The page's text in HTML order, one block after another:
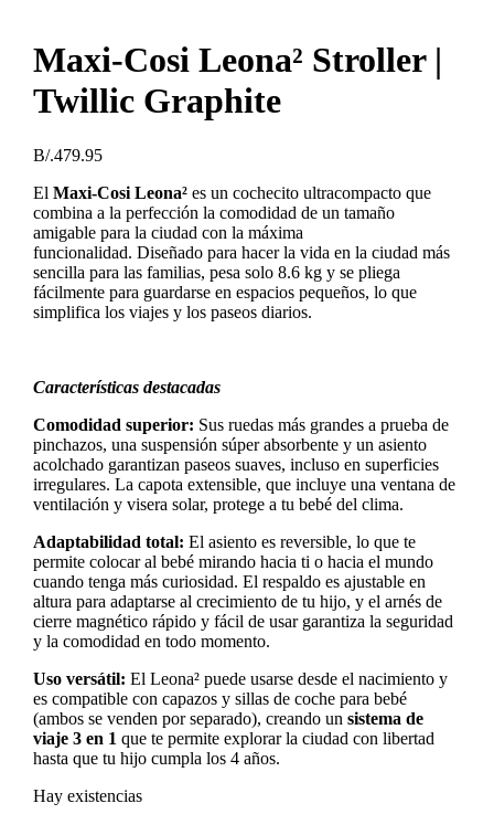
Maxi-Cosi Leona² Stroller |
Twillic Graphite
B/.479.95
El Maxi-Cosi Leona²es un cochecito ultracompacto que
combina a la perfección la comodidad de un tamaño
amigable para la ciudad con la máxima
funcionalidad. Diseñado para hacer la vida en la ciudad más
sencilla para las familias, pesa solo 8.6 kg y se pliega
fácilmente para guardarse en espacios pequeños, lo que
simplifica los viajes y los paseos diarios.
Características destacadas
Comodidad superior: Sus ruedas más grandes a prueba de
pinchazos, una suspensión súper absorbente y un asiento
acolchado garantizan paseos suaves, incluso en superficies
irregulares. La capota extensible, que incluye una ventana de
ventilación y visera solar, protege a tu bebé del clima.
Adaptabilidad total: El asiento es reversible, lo que te
permite colocar al bebé mirando hacia ti o hacia el mundo
cuando tenga más curiosidad. El respaldo es ajustable en
altura para adaptarse al crecimiento de tu hijo, y el arnés de
cierre magnético rápido y fácil de usar garantiza la seguridad
y la comodidad en todo momento.
Uso versátil: El Leona² puede usarse desde el nacimiento y
es compatible con capazos y sillas de coche para bebé
(ambos se venden por separado), creando un sistema de
viaje 3 en 1 que te permite explorar la ciudad con libertad
hasta que tu hijo cumpla los 4 años.
Hay existencias